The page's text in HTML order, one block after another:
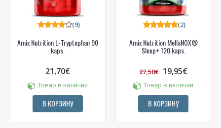
Amix Nutrition L-Tryptophan 90
kaps.
(9)
21,70€
Товар в наличии
В КОРЗИНУ
Amix Nutrition MellaNOX®
Sleep+ 120 kaps.
(2)
27,50€ 19,95€
Товар в наличии
В КОРЗИНУ